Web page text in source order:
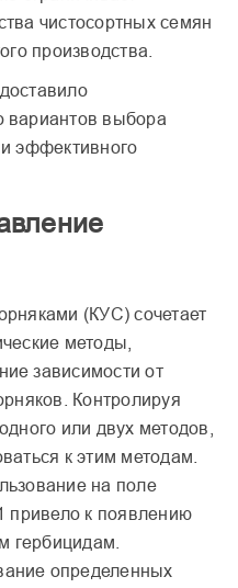
чистосортных семян
производства.
вариантов выбора
эффективного
(КУС) сочетает
методы,
зависимости от
Контролируя
или двух методов,
к этим методам.
на поле
привело к появлению
гербицидам.
определенных